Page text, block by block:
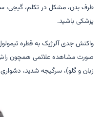
طرف بدن، مشکل در تکلم، گیجی،
پزشکی باشید.
واکنش جدی آلرژیک به قطره
صورت مشاهده علائمی همچون
زبان و گلو)، سرگیجه شدید،